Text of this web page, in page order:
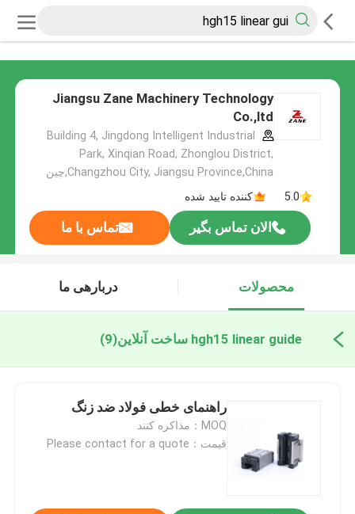
Jiangsu Zane Machinery Technology
Co.,ltd
Building 4, Jingdong Intelligent Industrial
Park, Xinqian Road, Zhonglou District,
Changzhou City, Jiangsu Province,China,چین
5.0
کننده تایید شده
الان تماس بگیر تماس با ما
محصولات دربارهی ما
hgh15 linear guide ساخت آنلاین (9)
راهنمای خطی فولاد ضد زنگ
MOQ：مذاکره کنند
قیمت：Please contact for a quote